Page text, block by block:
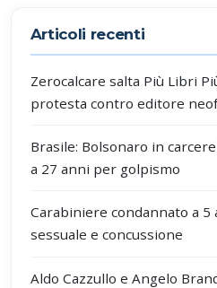
Articoli recenti
Zerocalcare salta Più Libri
protesta contro editore
Brasile: Bolsonaro in
a 27 anni per golpismo
Carabiniere condannato a
sessuale e concussione
Aldo Cazzullo e Angelo